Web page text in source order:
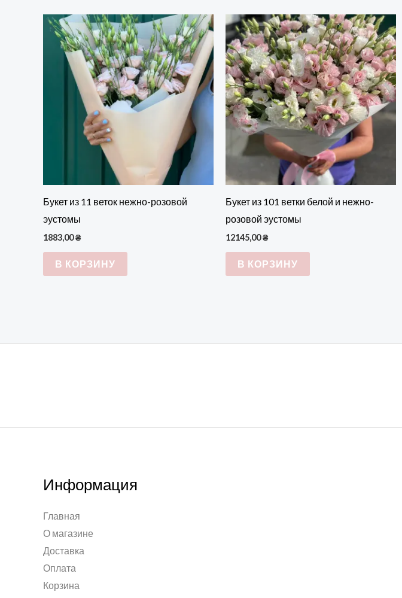
Букет из 11 веток нежно-розовой
эустомы
1883,00₴
В КОРЗИНУ
Букет из 101 ветки белой и нежно-
розовой эустомы
12145,00₴
В КОРЗИНУ
Информация
Главная
О магазине
Доставка
Оплата
Корзина